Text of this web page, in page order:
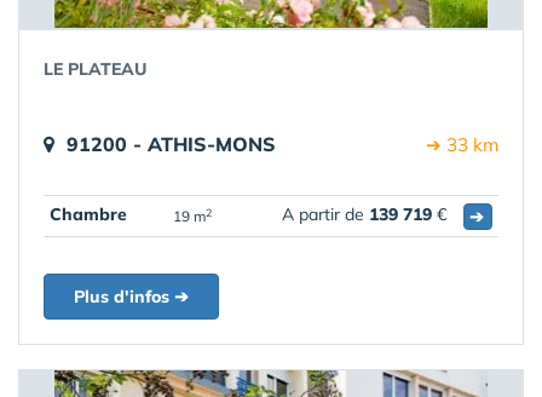
LE PLATEAU
91200 - ATHIS-MONS ➔ 33 km
Chambre 19 m2 A partir de 139 719 € ➔
Plus d'infos ➔